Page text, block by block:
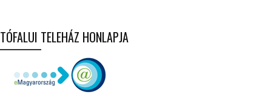
TÓFALUI TELEHÁZ HONLAPJA